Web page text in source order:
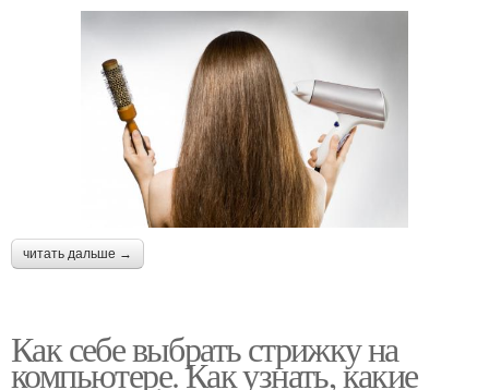
читать дальше →
Как себе выбрать стрижку на
компьютере. Как узнать, какие